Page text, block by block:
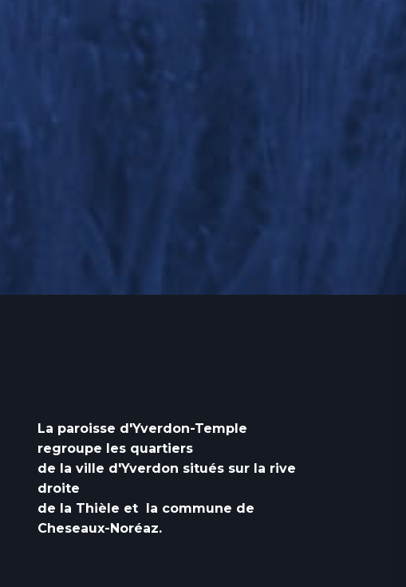
La paroisse d'Yverdon-Temple
regroupe les quartiers
de la ville d'Yverdon situés sur la rive
droite
de la Thièle et la commune de
Cheseaux-Noréaz.